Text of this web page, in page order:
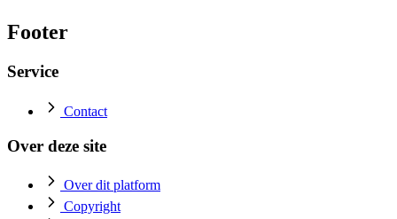
Footer
Service
Contact
Over deze site
Over dit platform
Copyright